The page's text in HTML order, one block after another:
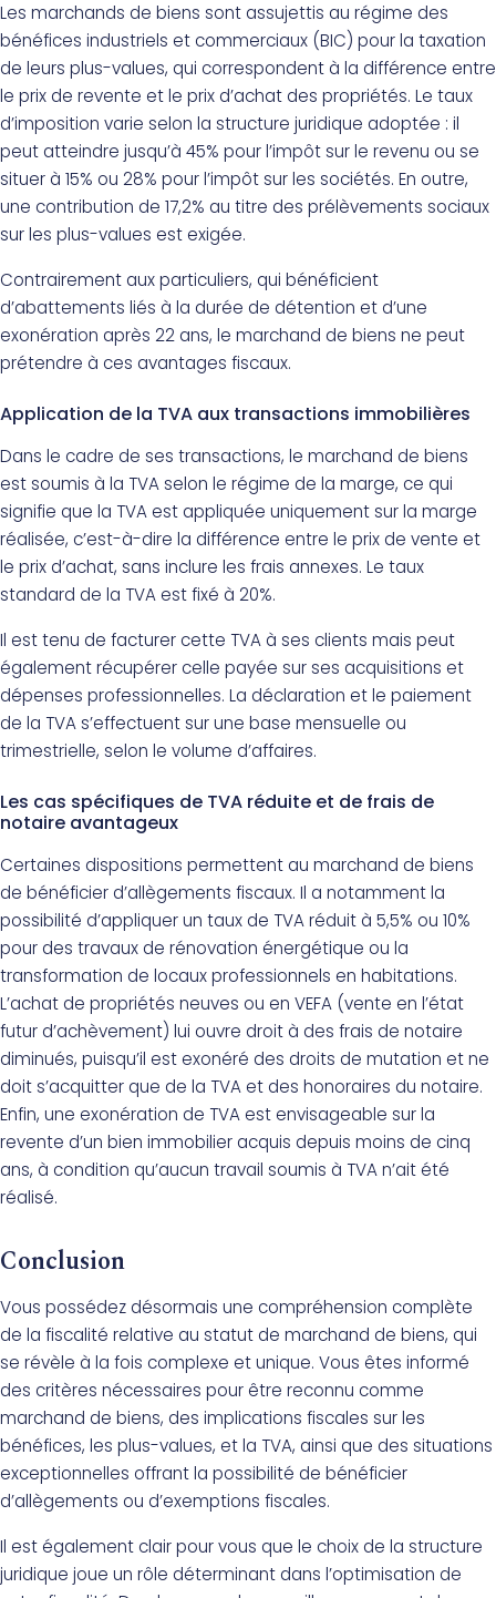
Les marchands de biens sont assujettis au régime des
bénéfices industriels et commerciaux (BIC) pour la taxation
de leurs plus-values, qui correspondent à la différence entre
le prix de revente et le prix d’achat des propriétés. Le taux
d’imposition varie selon la structure juridique adoptée : il
peut atteindre jusqu’à 45% pour l’impôt sur le revenu ou se
situer à 15% ou 28% pour l’impôt sur les sociétés. En outre,
une contribution de 17,2% au titre des prélèvements sociaux
sur les plus-values est exigée.
Contrairement aux particuliers, qui bénéficient
d’abattements liés à la durée de détention et d’une
exonération après 22 ans, le marchand de biens ne peut
prétendre à ces avantages fiscaux.
Application de la TVA aux transactions immobilières
Dans le cadre de ses transactions, le marchand de biens
est soumis à la TVA selon le régime de la marge, ce qui
signifie que la TVA est appliquée uniquement sur la marge
réalisée, c’est-à-dire la différence entre le prix de vente et
le prix d’achat, sans inclure les frais annexes. Le taux
standard de la TVA est fixé à 20%.
Il est tenu de facturer cette TVA à ses clients mais peut
également récupérer celle payée sur ses acquisitions et
dépenses professionnelles. La déclaration et le paiement
de la TVA s’effectuent sur une base mensuelle ou
trimestrielle, selon le volume d’affaires.
Les cas spécifiques de TVA réduite et de frais de
notaire avantageux
Certaines dispositions permettent au marchand de biens
de bénéficier d’allègements fiscaux. Il a notamment la
possibilité d’appliquer un taux de TVA réduit à 5,5% ou 10%
pour des travaux de rénovation énergétique ou la
transformation de locaux professionnels en habitations.
L’achat de propriétés neuves ou en VEFA (vente en l’état
futur d’achèvement) lui ouvre droit à des frais de notaire
diminués, puisqu’il est exonéré des droits de mutation et ne
doit s’acquitter que de la TVA et des honoraires du notaire.
Enfin, une exonération de TVA est envisageable sur la
revente d’un bien immobilier acquis depuis moins de cinq
ans, à condition qu’aucun travail soumis à TVA n’ait été
réalisé.
Conclusion
Vous possédez désormais une compréhension complète
de la fiscalité relative au statut de marchand de biens, qui
se révèle à la fois complexe et unique. Vous êtes informé
des critères nécessaires pour être reconnu comme
marchand de biens, des implications fiscales sur les
bénéfices, les plus-values, et la TVA, ainsi que des situations
exceptionnelles offrant la possibilité de bénéficier
d’allègements ou d’exemptions fiscales.
Il est également clair pour vous que le choix de la structure
juridique joue un rôle déterminant dans l’optimisation de